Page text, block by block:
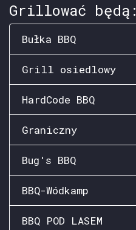
Grillować będą:
Bułka BBQ
Grill osiedlowy
HardCode BBQ
Graniczny
Bug's BBQ
BBQ-Wódkamp
BBQ POD LASEM